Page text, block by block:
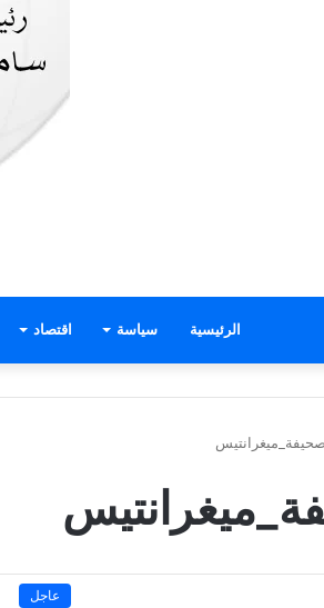
الرئيسية سياسة اقتصاد
صحيفة_ميغرانتيس
عاجل